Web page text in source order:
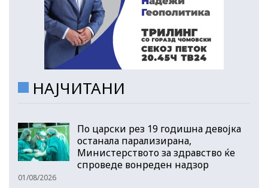
НАЈЧИТАНИ
По царски рез 19 годишна девојка
останала парализирана,
Министерството за здравство ќе
спроведе вонреден надзор
01/08/2026